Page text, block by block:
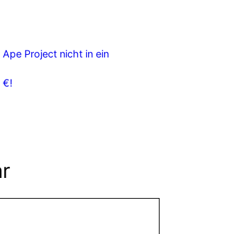
Project nicht in ein
€!